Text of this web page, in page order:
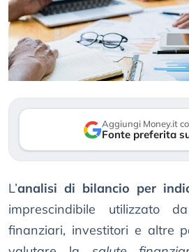
Aggiungi Money.it
Fonte preferita
L’analisi di bilancio per
imprescindibile utilizzato
finanziari, investitori e altre